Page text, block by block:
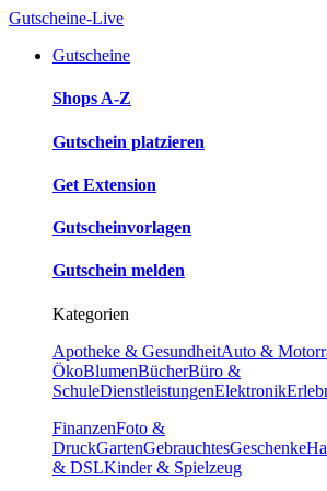
Gutscheine-Live
Gutscheine
Shops A-Z
Gutschein platzieren
Get Extension
Gutscheinvorlagen
Gutschein melden
Kategorien
Apotheke & GesundheitAuto &
ÖkoBlumenBücherBüro &
SchuleDienstleistungenElektronik
FinanzenFoto &
DruckGartenGebrauchtesGeschenke
& DSLKinder & Spielzeug